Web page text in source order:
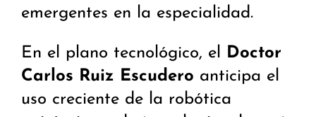
emergentes en la especialidad.
En el plano tecnológico, el Doctor
Carlos Ruiz Escudero anticipa el
uso creciente de la robótica